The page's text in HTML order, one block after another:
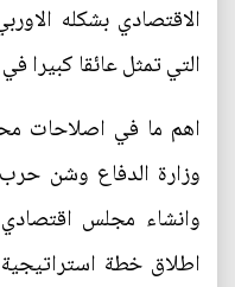
الاقتصادي بشكله
التي تمثل عائقا كبيرا
اهم ما في اصلاحات
وزارة الدفاع وشن
وانشاء مجلس اقتصادي
اطلاق خطة